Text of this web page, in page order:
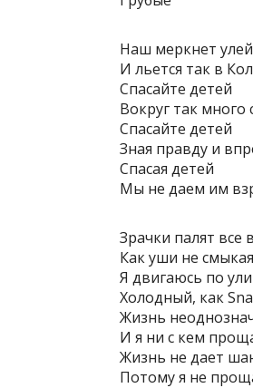
Наш меркнет улей
И льется так в
Спасайте детей
Вокруг так много
Спасайте детей
Зная правду и
Спасая детей
Мы не даем им
Зрачки палят все
Как уши не
Я двигаюсь по
Холодный, как
Жизнь
И я ни с кем
Жизнь не дает
Потому я не